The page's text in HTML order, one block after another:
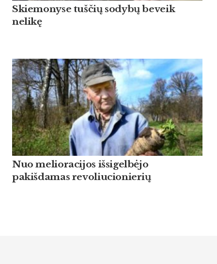
Skiemonyse tuščių sodybų beveik
nelikę
Nuo melioracijos išsigelbėjo
pakišdamas revoliucionierių